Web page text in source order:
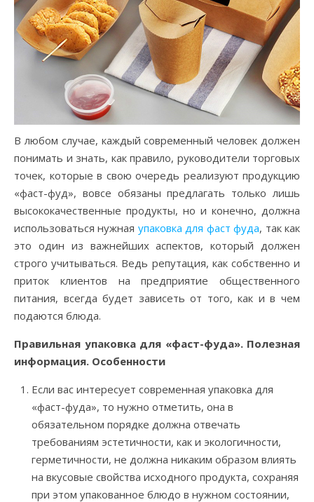
В любом случае, каждый современный человек должен
понимать и знать, как правило, руководители торговых
точек, которые в свою очередь реализуют продукцию
«фаст-фуд», вовсе обязаны предлагать только лишь
высококачественные продукты, но и конечно, должна
использоваться нужная упаковка для фаст фуда, так как
это один из важнейших аспектов, который должен
строго учитываться. Ведь репутация, как собственно и
приток клиентов на предприятие общественного
питания, всегда будет зависеть от того, как и в чем
подаются блюда.
Правильная упаковка для «фаст-фуда». Полезная
информация. Особенности
Если вас интересует современная упаковка для
«фаст-фуда», то нужно отметить, она в
обязательном порядке должна отвечать
требованиям эстетичности, как и экологичности,
герметичности, не должна никаким образом влиять
на вкусовые свойства исходного продукта, сохраняя
при этом упакованное блюдо в нужном состоянии,